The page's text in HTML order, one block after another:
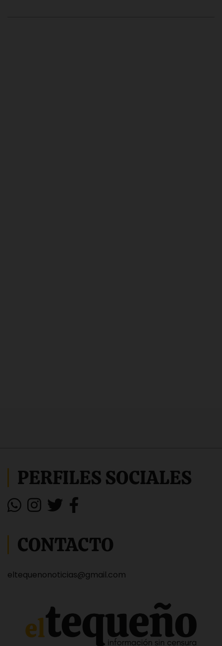
PERFILES SOCIALES
CONTACTO
eltequenonoticias@gmail.com